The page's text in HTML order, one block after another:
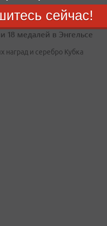
18 медалей в Энгельсе
наград и серебро Кубка
сейчас!